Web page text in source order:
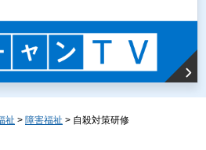
祉 > 障害福祉 > 自殺対策研修